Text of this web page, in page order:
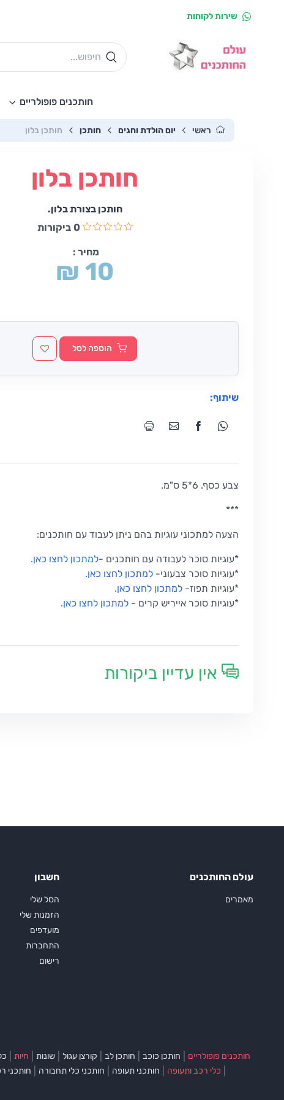
שירות לקוחות
חותכנים פופולריים
ראשי יום הולדת וחגים חותכן חותכן בלון
חותכן בלון
חותכן בצורת בלון.
0 ביקורות
מחיר :
₪ 10
הוספה לסל
שיתוף:
צבע כסף. 6*5 ס"מ.
***
הצעה למתכוני עוגיות בהם ניתן לעבוד עם חותכנים:
*עוגיות סוכר לעבודה עם חותכנים -למתכון לחצו כאן.
*עוגיות סוכר צבעוני- למתכון לחצו כאן.
*עוגיות תפוז- למתכון לחצו כאן.
*עוגיות סוכר אייריש קרים - למתכון לחצו כאן.
אין עדיין ביקורות
עולם החותכנים
מאמרים
חשבון
הסל שלי
הזמנות שלי
מועדפים
התחברות
רישום
חותכנים פופולריים חותכן כוכב חותכן לב קורצן עגול שונות חיות
כלי רכב ותעופה חותכני תעופה חותכני כלי תחבורה חותכני